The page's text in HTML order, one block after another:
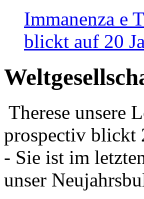
Immanenza e
blickt auf 20
Therese unsere
prospectiv blickt
- Sie ist im
unser